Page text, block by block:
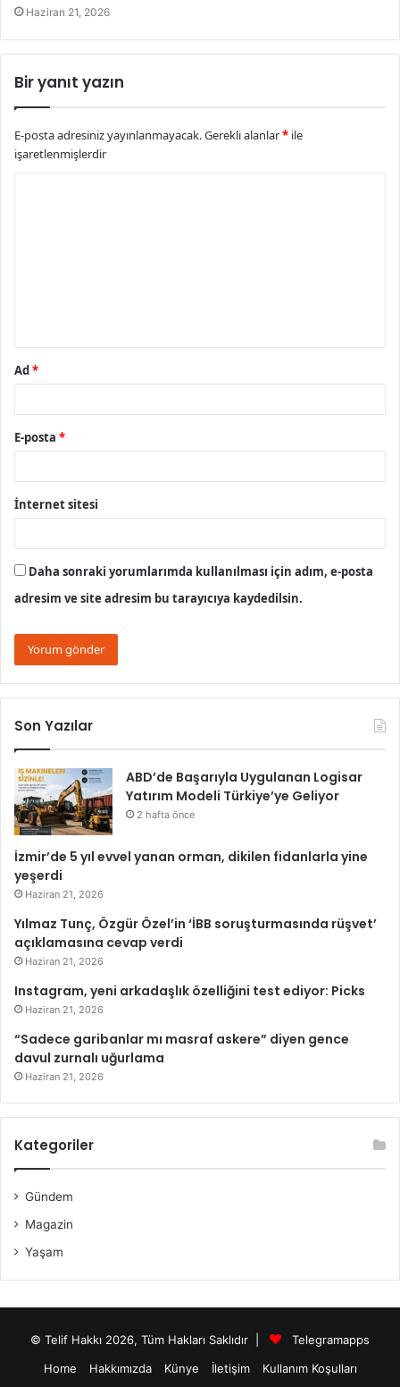
Haziran 21, 2026
Bir yanıt yazın
E-posta adresiniz yayınlanmayacak.Gerekli alanlar* ile
işaretlenmişlerdir
Ad*
E-posta *
İnternet sitesi
Daha sonraki yorumlarımda kullanılması için adım, e-posta
adresim ve site adresim bu tarayıcıya kaydedilsin.
Son Yazılar
ABD’de Başarıyla Uygulanan Logisar
Yatırım Modeli Türkiye’ye Geliyor
2 hafta önce
İzmir’de 5 yıl evvel yanan orman, dikilen fidanlarla yine
yeşerdi
Haziran 21, 2026
Yılmaz Tunç, Özgür Özel’in ‘İBB soruşturmasında rüşvet’
açıklamasına cevap verdi
Haziran 21, 2026
Instagram, yeni arkadaşlık özelliğini test ediyor: Picks
Haziran 21, 2026
“Sadece garibanlar mı masraf askere” diyen gence
davul zurnalı uğurlama
Haziran 21, 2026
Kategoriler
Gündem
Magazin
Yaşam
© Telif Hakkı 2026, Tüm Hakları Saklıdır |
Telegramapps
Home
Hakkımızda Künye İletişim Kullanım Koşulları